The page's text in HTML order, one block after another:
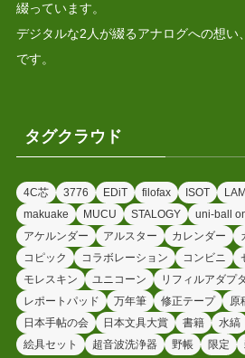
綴っています。
デジタルな2人が綴るアナログへの想い
です。
タグクラウド
4C芯 3776 EDiT filofax ISOT
makuake
MUCU STALOGY uni-ball
アケルンダー
アルスター カレンダー
コピック
コラボレーション コンビニ
モレスキン
ユニコーン リフィルアダプ
レポートパッド
万年筆 修正テープ 原
日本手帖の会
日本文具大賞 書籍 水縞
絵具セット
超音波洗浄器 野帳 限定